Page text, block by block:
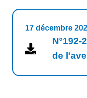
17 décembre
N°192-
de